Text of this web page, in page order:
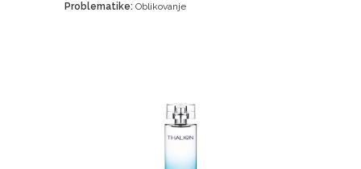
Problematike: Oblikovanje